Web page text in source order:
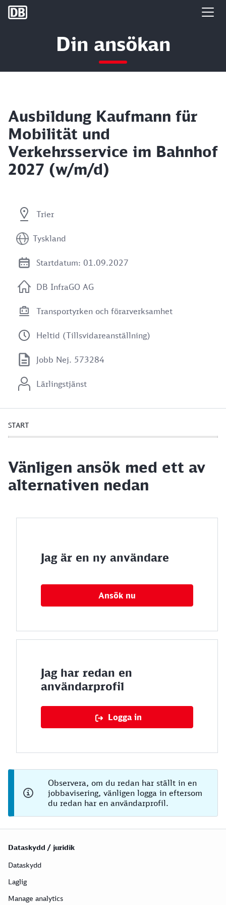
DB Group
Din ansökan
Ausbildung Kaufmann für
Mobilität und
Verkehrsservice im Bahnhof
2027 (w/m/d)
Trier
Tyskland
Startdatum: 01.09.2027
DB InfraGO AG
Transportyrken och förarverksamhet
Heltid (Tillsvidareanställning)
Jobb Nej. 573284
Lärlingstjänst
START
Vänligen ansök med ett av
alternativen nedan
Jag är en ny användare
Ansök nu
Jag har redan en
användarprofil
Logga in
Observera, om du redan har ställt in en
jobbavisering, vänligen logga in eftersom
du redan har en användarprofil.
Dataskydd / juridik
Dataskydd
Laglig
Manage analytics